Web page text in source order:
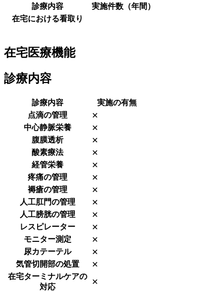
診療内容
実施件数（年間）
在宅における看取り
在宅医療機能
診療内容
診療内容
実施の有無
点滴の管理
✕
中心静脈栄養
✕
腹膜透析
✕
酸素療法
✕
経管栄養
✕
疼痛の管理
✕
褥瘡の管理
✕
人工肛門の管理
✕
人工膀胱の管理
✕
レスピレーター
✕
モニター測定
✕
尿カテーテル
✕
気管切開部の処置
✕
在宅ターミナルケアの
対応
✕